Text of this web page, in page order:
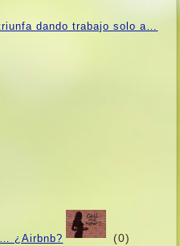
dando trabajo solo a…
¿Airbnb? (0)